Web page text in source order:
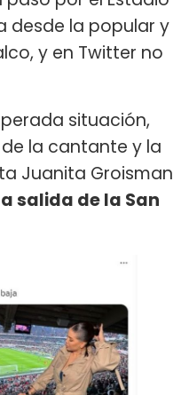
desde la popular y
y en Twitter no
situación,
la cantante y la
Juanita Groisman
salida de la San